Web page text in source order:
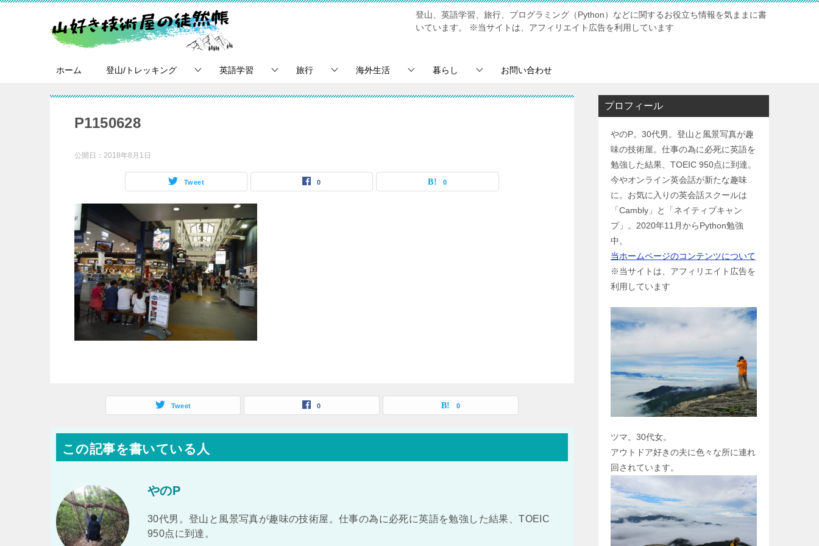
登山、英語学習、旅行、プログラミング（Python）などに関するお役立ち情報を気ままに書
いています。
※当サイトは、アフィリエイト広告を利用しています
ホーム 登山/トレッキング 英語学習 旅行 海外生活 暮らし お問い合わせ
P1150628
公開日： 2018年8月1日
Tweet 0 0
Tweet 0 0
この記事を書いている人
やのP
30代男。登山と風景写真が趣味の技術屋。仕事の為に必死に英語を勉強した結果、TOEIC
950点に到達。
プロフィール
やのP。30代男。登山と風景写真が趣
味の技術屋。仕事の為に必死に英語を
勉強した結果、TOEIC 950点に到達。
今やオンライン英会話が新たな趣味
に。お気に入りの英会話スクールは
「Cambly」と「ネイティブキャン
プ」。2020年11月からPython勉強
中。
当ホームページのコンテンツについて
※当サイトは、アフィリエイト広告を
利用しています
ツマ。30代女。
アウトドア好きの夫に色々な所に連れ
回されています。